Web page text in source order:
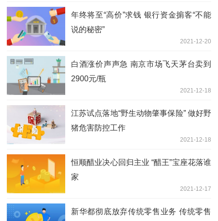
年终将至“高价”求钱 银行资金掮客“不能
说的秘密”
2021-12-20
白酒涨价声声急 南京市场飞天茅台卖到
2900元/瓶
2021-12-18
江苏试点落地“野生动物肇事保险” 做好野
猪危害防控工作
2021-12-18
恒顺醋业决心回归主业 “醋王”宝座花落谁
家
2021-12-17
新华都彻底放弃传统零售业务 传统零售